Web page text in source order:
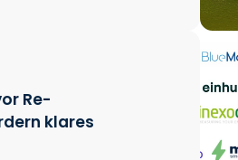
Re-
klares